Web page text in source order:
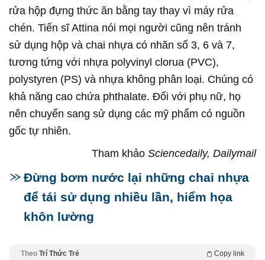
rửa hộp đựng thức ăn bằng tay thay vì máy rửa
chén. Tiến sĩ Attina nói mọi người cũng nên tránh
sử dụng hộp và chai nhựa có nhãn số 3, 6 và 7,
tương tứng với nhựa polyvinyl clorua (PVC),
polystyren (PS) và nhựa không phân loại. Chúng có
khả năng cao chứa phthalate. Đối với phụ nữ, họ
nên chuyển sang sử dụng các mỹ phẩm có nguồn
gốc tự nhiên.
Tham khảo Sciencedaily, Dailymail
Đừng bơm nước lại những chai nhựa
để tái sử dụng nhiều lần, hiểm họa
khôn lường
Theo Trí Thức Trẻ Copy link